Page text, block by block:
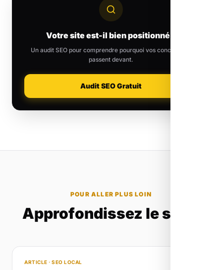
Votre site est-il bien positionné ?
Un audit SEO pour comprendre pourquoi vos concurrents
passent devant.
Audit SEO Gratuit
POUR ALLER PLUS LOIN
Approfondissez le sujet
ARTICLE · SEO LOCAL